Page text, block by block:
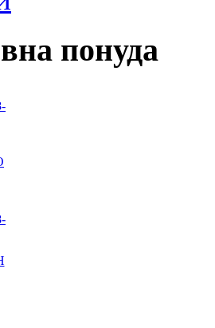
понуда